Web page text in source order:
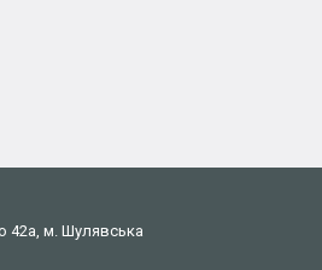
42а, м. Шулявська